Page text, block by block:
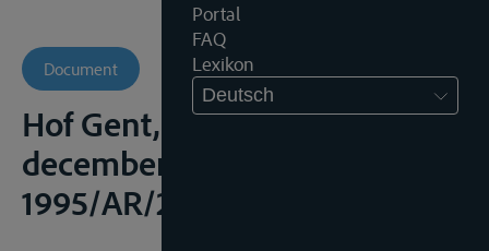
Portal
FAQ
Lexikon
Deutsch
Document
Hof Gent, 7de Kamer, 2
december 1999, onuitg.,
1995/AR/2249